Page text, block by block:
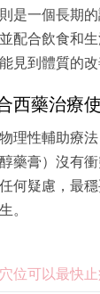
是一個長期
配合飲食和
見到體質的改
西藥治療
理性輔助療
藥膏）沒有
何疑慮，最
。
位可以最快止